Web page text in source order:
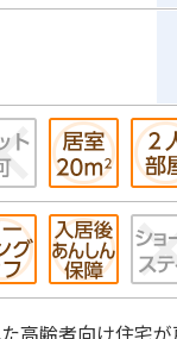
高齢者向け住宅